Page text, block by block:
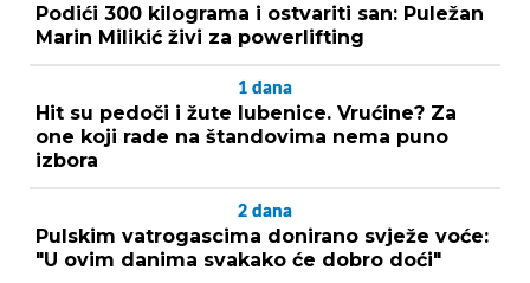
Podići 300 kilograma i ostvariti san: Puležan
Marin Milikić živi za powerlifting
1 dana
Hit su pedoči i žute lubenice. Vrućine? Za
one koji rade na štandovima nema puno
izbora
2 dana
Pulskim vatrogascima donirano svježe voće:
"U ovim danima svakako će dobro doći"